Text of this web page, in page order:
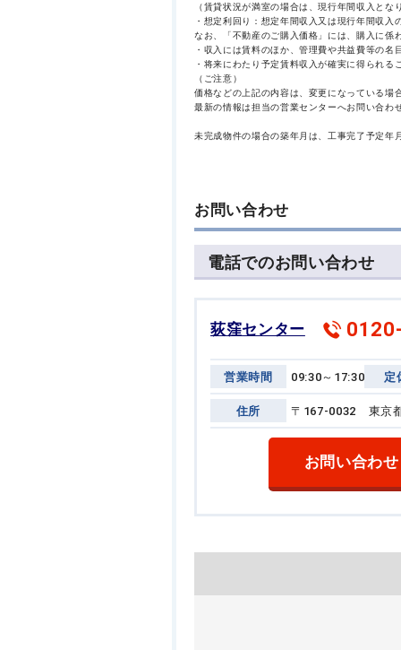
（賃貸状況が満室の場合は、現行年間収入とな
・想定利回り：想定年間収入又は現行年間収
なお、「不動産のご購入価格」には、購入に係
・収入には賃料のほか、管理費や共益費等の
・将来にわたり予定賃料収入が確実に得られ
（ご注意）
価格などの上記の内容は、変更になっている場
最新の情報は担当の営業センターへお問い合わ
未完成物件の場合の築年月は、工事完了予定年
お問い合わせ
電話でのお問い合わせ
荻窪センター
営業時間 09:30～17:30 定
住所 〒167-0032 東京
お問い合わせ